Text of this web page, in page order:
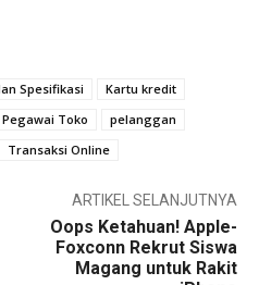
Spesifikasi
Kartu kredit
Pegawai Toko
pelanggan
Transaksi Online
ARTIKEL SELANJUTNYA
Oops Ketahuan! Apple-
Foxconn Rekrut Siswa
Magang untuk Rakit